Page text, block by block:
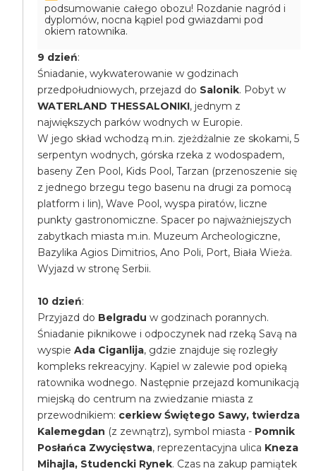
podsumowanie całego obozu! Rozdanie nagród i
dyplomów, nocna kąpiel pod gwiazdami pod
okiem ratownika.
9 dzień:
Śniadanie, wykwaterowanie w godzinach
przedpołudniowych, przejazd do Salonik. Pobyt w
WATERLAND THESSALONIKI, jednym z
największych parków wodnych w Europie.
W jego skład wchodzą m.in. zjeżdżalnie ze skokami, 5
serpentyn wodnych, górska rzeka z wodospadem,
baseny Zen Pool, Kids Pool, Tarzan (przenoszenie się
z jednego brzegu tego basenu na drugi za pomocą
platform i lin), Wave Pool, wyspa piratów, liczne
punkty gastronomiczne. Spacer po najważniejszych
zabytkach miasta m.in. Muzeum Archeologiczne,
Bazylika Agios Dimitrios, Ano Poli, Port, Biała Wieża.
Wyjazd w stronę Serbii.
10 dzień:
Przyjazd do Belgraduw godzinach porannych.
Śniadanie piknikowe i odpoczynek nad rzeką Savą na
wyspieAda Ciganlija, gdzie znajduje się rozległy
kompleks rekreacyjny. Kąpiel w zalewie pod opieką
ratownika wodnego. Następnie przejazd komunikacją
miejską do centrum na zwiedzanie miasta z
przewodnikiem: cerkiew Świętego Sawy, twierdza
Kalemegdan (z zewnątrz), symbol miasta - Pomnik
Posłańca Zwycięstwa, reprezentacyjna ulica Kneza
Mihajla, Studencki Rynek. Czas na zakup pamiątek